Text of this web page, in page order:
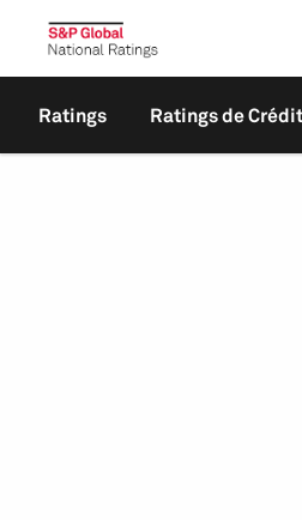
Ratings Ratings de